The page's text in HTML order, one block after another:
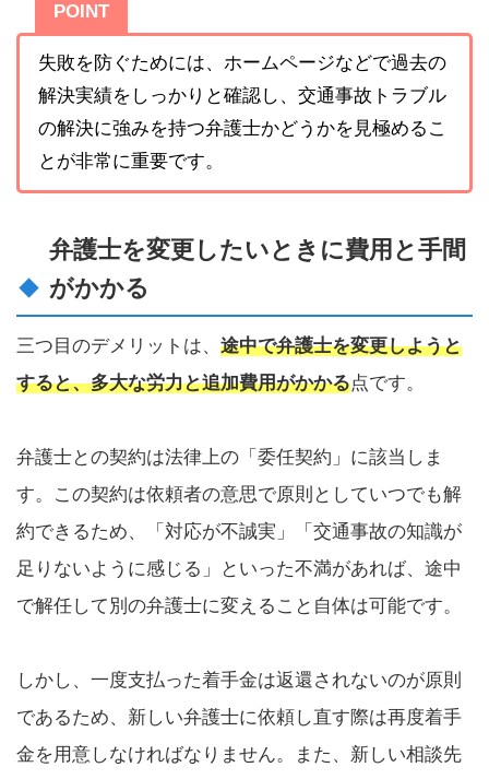
POINT
失敗を防ぐためには、ホームページなどで過去の
解決実績をしっかりと確認し、交通事故トラブル
の解決に強みを持つ弁護士かどうかを見極めるこ
とが非常に重要です。
弁護士を変更したいときに費用と手間
がかかる
三つ目のデメリットは、 途中で弁護士を変更しようと
すると、多大な労力と追加費用がかかる点です。
弁護士との契約は法律上の「委任契約」に該当しま
す。この契約は依頼者の意思で原則としていつでも解
約できるため、「対応が不誠実」「交通事故の知識が
足りないように感じる」といった不満があれば、途中
で解任して別の弁護士に変えること自体は可能です。
しかし、一度支払った着手金は返還されないのが原則
であるため、新しい弁護士に依頼し直す際は再度着手
金を用意しなければなりません。また、新しい相談先